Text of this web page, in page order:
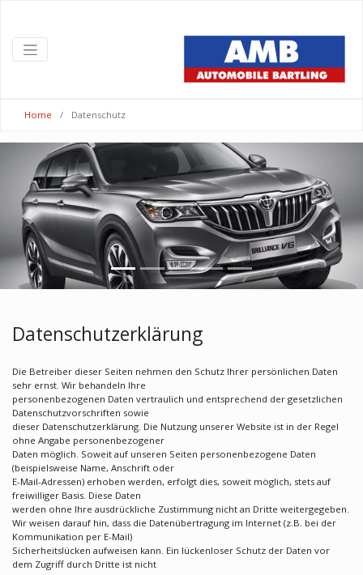
Home Datenschutz
Previous Next
Datenschutzerklärung
Die Betreiber dieser Seiten nehmen den Schutz Ihrer persönlichen Daten
sehr ernst. Wir behandeln Ihre
personenbezogenen Daten vertraulich und entsprechend der gesetzlichen
Datenschutzvorschriften sowie
dieser Datenschutzerklärung. Die Nutzung unserer Website ist in der Regel
ohne Angabe personenbezogener
Daten möglich. Soweit auf unseren Seiten personenbezogene Daten
(beispielsweise Name, Anschrift oder
E-Mail-Adressen) erhoben werden, erfolgt dies, soweit möglich, stets auf
freiwilliger Basis. Diese Daten
werden ohne Ihre ausdrückliche Zustimmung nicht an Dritte weitergegeben.
Wir weisen darauf hin, dass die Datenübertragung im Internet (z.B. bei der
Kommunikation per E-Mail)
Sicherheitslücken aufweisen kann. Ein lückenloser Schutz der Daten vor
dem Zugriff durch Dritte ist nicht